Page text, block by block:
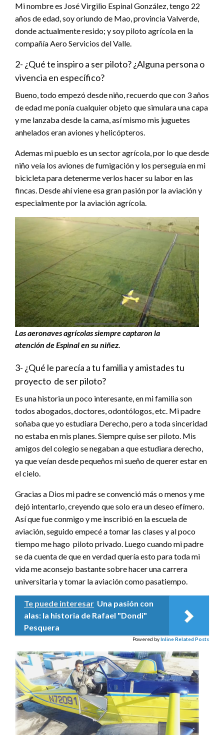
Mi nombre es José Virgilio Espinal González, tengo 22
años de edad, soy oriundo de Mao, provincia Valverde,
donde actualmente resido; y soy piloto agrícola en la
compañía Aero Servicios del Valle.
2- ¿Qué te inspiro a ser piloto? ¿Alguna persona o
vivencia en específico?
Bueno, todo empezó desde niño, recuerdo que con 3 años
de edad me ponía cualquier objeto que simulara una capa
y me lanzaba desde la cama, así mismo mis juguetes
anhelados eran aviones y helicópteros.
Ademas mi pueblo es un sector agrícola, por lo que desde
niño veía los aviones de fumigación y los perseguía en mi
bicicleta para detenerme verlos hacer su labor en las
fincas. Desde ahí viene esa gran pasión por la aviación y
especialmente por la aviación agrícola.
Las aeronaves agrícolas siempre captaron la
atención de Espinal en su niñez.
3- ¿Qué le parecía a tu familia y amistades tu
proyecto de ser piloto?
Es una historia un poco interesante, en mi familia son
todos abogados, doctores, odontólogos, etc. Mi padre
soñaba que yo estudiara Derecho, pero a toda sinceridad
no estaba en mis planes. Siempre quise ser piloto. Mis
amigos del colegio se negaban a que estudiara derecho,
ya que veían desde pequeños mi sueño de querer estar en
el cielo.
Gracias a Dios mi padre se convenció más o menos y me
dejó intentarlo, creyendo que solo era un deseo efímero.
Así que fue conmigo y me inscribió en la escuela de
aviación, seguido empecé a tomar las clases y al poco
tiempo me hago piloto privado. Luego cuando mi padre
se da cuenta de que en verdad quería esto para toda mi
vida me aconsejo bastante sobre hacer una carrera
universitaria y tomar la aviación como pasatiempo.
Te puede interesar Una pasión con
alas: la historia de Rafael "Dondi"
Pesquera
Powered byInline Related Posts